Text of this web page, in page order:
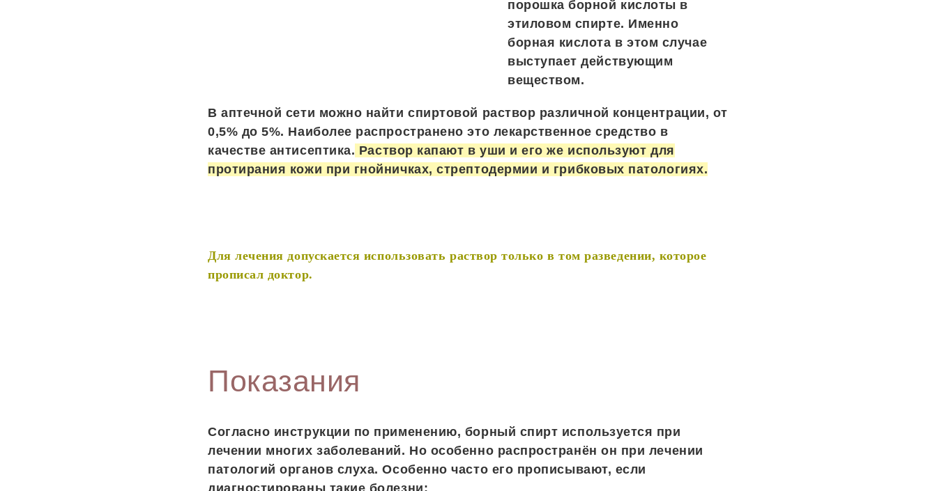
порошка борной кислоты в
этиловом спирте. Именно
борная кислота в этом случае
выступает действующим
веществом.
В аптечной сети можно найти спиртовой раствор различной концентрации, от
0,5% до 5%. Наиболее распространено это лекарственное средство в
качестве антисептика. Раствор капают в уши и его же используют для
протирания кожи при гнойничках, стрептодермии и грибковых патологиях.
Для лечения допускается использовать раствор только в том разведении, которое
прописал доктор.
Показания
Согласно инструкции по применению, борный спирт используется при
лечении многих заболеваний. Но особенно распространён он при лечении
патологий органов слуха. Особенно часто его прописывают, если